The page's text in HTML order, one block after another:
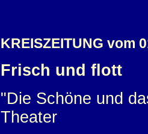
KREISZEITUNG vom
Frisch und flott
"Die Schöne und
Theater